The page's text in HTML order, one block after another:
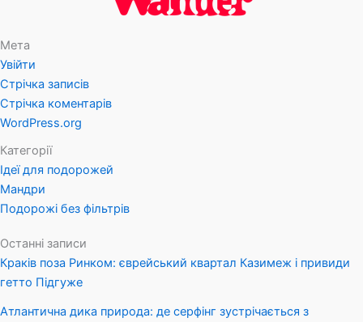
Мета
Увійти
Стрічка записів
Стрічка коментарів
WordPress.org
Категорії
Ідеї для подорожей
Мандри
Подорожі без фільтрів
Останні записи
Краків поза Ринком: єврейський квартал Казимеж і привиди
гетто Підгуже
Атлантична дика природа: де серфінг зустрічається з